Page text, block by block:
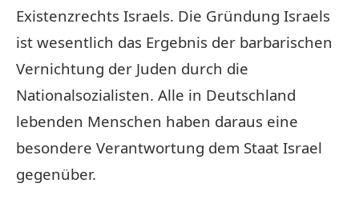
Existenzrechts Israels. Die Gründung Israels
ist wesentlich das Ergebnis der barbarischen
Vernichtung der Juden durch die
Nationalsozialisten. Alle in Deutschland
lebenden Menschen haben daraus eine
besondere Verantwortung dem Staat Israel
gegenüber.